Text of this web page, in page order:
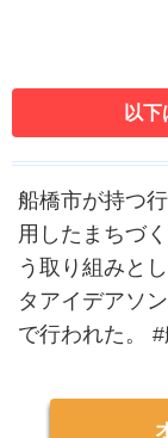
以
船橋市が持つ
用したまちづ
う取り組みと
タアイデアソ
で行われた。